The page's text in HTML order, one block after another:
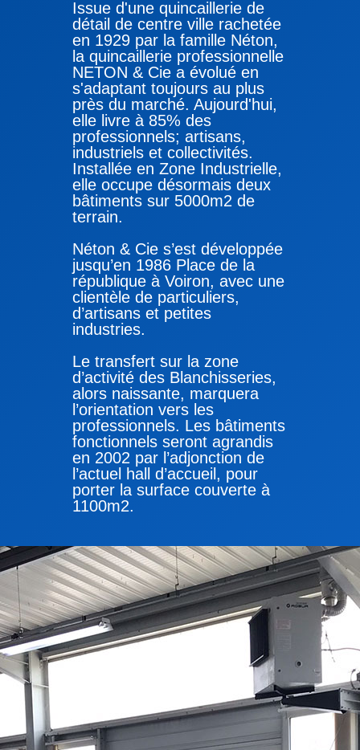
Issue d'une quincaillerie de
détail de centre ville rachetée
en 1929 par la famille Néton,
la quincaillerie professionnelle
NETON & Cie a évolué en
s'adaptant toujours au plus
près du marché. Aujourd'hui,
elle livre à 85% des
professionnels; artisans,
industriels et collectivités.
Installée en Zone Industrielle,
elle occupe désormais deux
bâtiments sur 5000m2 de
terrain.
Néton & Cie s’est développée
jusqu’en 1986 Place de la
république à Voiron, avec une
clientèle de particuliers,
d’artisans et petites
industries.
Le transfert sur la zone
d’activité des Blanchisseries,
alors naissante, marquera
l’orientation vers les
professionnels. Les bâtiments
fonctionnels seront agrandis
en 2002 par l’adjonction de
l’actuel hall d’accueil, pour
porter la surface couverte à
1100m2.